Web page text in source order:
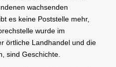
wachsenden
es keine Poststelle mehr,
wurde im
örtliche Landhandel und die
sind Geschichte.